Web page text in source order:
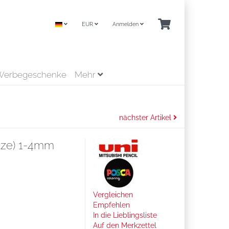
EUR Anmelden
Mehr
nächster Artikel
1-4mm
Vergleichen
Empfehlen
In die Lieblingsliste
Auf den Merkzettel